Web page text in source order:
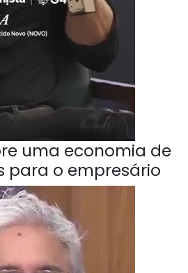
uma economia de
para o empresário